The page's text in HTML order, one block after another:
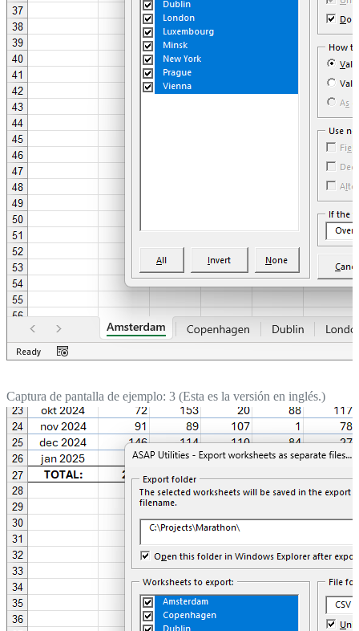
Captura de pantalla de ejemplo: 3 (Esta es la versión en inglés.)